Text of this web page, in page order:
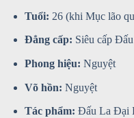
Tuổi: 26 (khi Mục lão
Đẳng cấp: Siêu cấp
Phong hiệu: Nguyệt
Võ hồn: Nguyệt
Tác phẩm: Đấu La Đại